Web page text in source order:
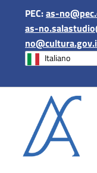
PEC:as-
as-
Italiano